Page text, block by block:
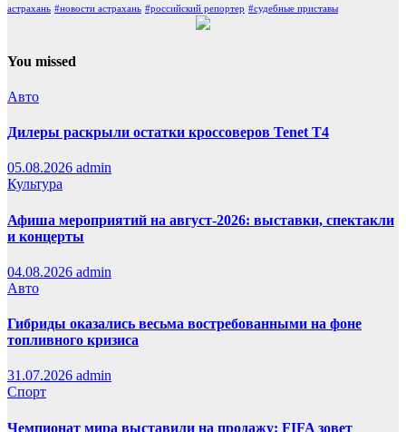
астрахань #новости астрахань #российский репортер #судебные приставы
You missed
Авто
Дилеры раскрыли остатки кроссоверов Tenet T4
05.08.2026 admin
Культура
Афиша мероприятий на август-2026: выставки, спектакли
и концерты
04.08.2026 admin
Авто
Гибриды оказались весьма востребованными на фоне
топливного кризиса
31.07.2026 admin
Спорт
Чемпионат мира выставили на продажу: FIFA зовет